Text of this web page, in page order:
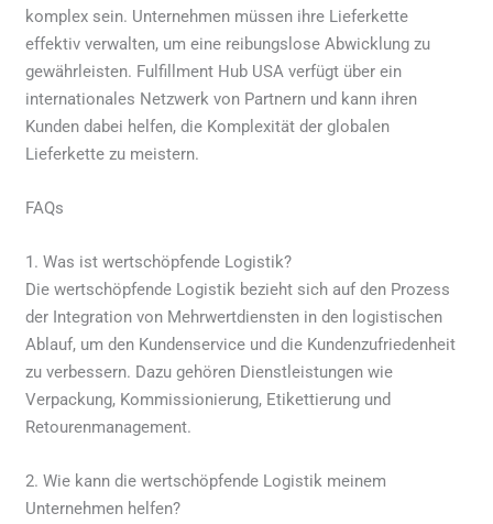
komplex sein. Unternehmen müssen ihre Lieferkette
effektiv verwalten, um eine reibungslose Abwicklung zu
gewährleisten. Fulfillment Hub USA verfügt über ein
internationales Netzwerk von Partnern und kann ihren
Kunden dabei helfen, die Komplexität der globalen
Lieferkette zu meistern.
FAQs
1. Was ist wertschöpfende Logistik?
Die wertschöpfende Logistik bezieht sich auf den Prozess
der Integration von Mehrwertdiensten in den logistischen
Ablauf, um den Kundenservice und die Kundenzufriedenheit
zu verbessern. Dazu gehören Dienstleistungen wie
Verpackung, Kommissionierung, Etikettierung und
Retourenmanagement.
2. Wie kann die wertschöpfende Logistik meinem
Unternehmen helfen?